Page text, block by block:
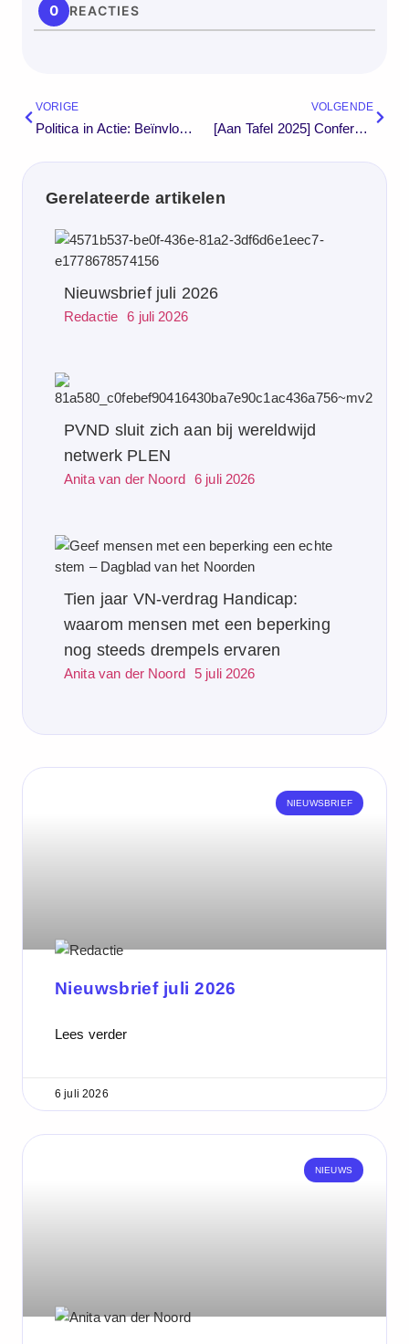
0 REACTIES
VORIGE
Politica in Actie: Beïnvloeden, Onderhandelen en Spreken als Obama
VOLGENDE
[Aan Tafel 2025] Conferentie voor Inclusief Leiderschap, Vrouwenkracht & Diversiteit
Gerelateerde artikelen
Nieuwsbrief juli 2026
Redactie 6 juli 2026
PVND sluit zich aan bij wereldwijd
netwerk PLEN
Anita van der Noord 6 juli 2026
Tien jaar VN‑verdrag Handicap:
waarom mensen met een beperking
nog steeds drempels ervaren
Anita van der Noord 5 juli 2026
NIEUWSBRIEF
Nieuwsbrief juli 2026
Lees verder
6 juli 2026
NIEUWS